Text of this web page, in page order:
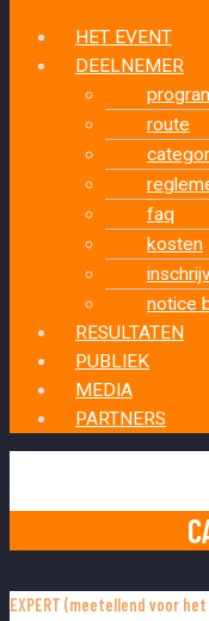
HET EVENT
DEELNEMER
route
faq
kosten
notice
RESULTATEN
PUBLIEK
MEDIA
PARTNERS
EXPERT (meetellend voor